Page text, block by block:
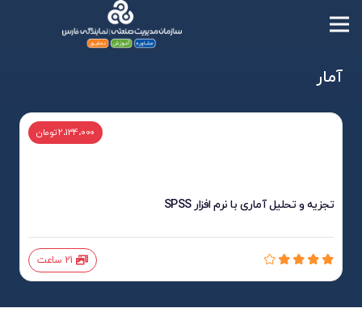
آمار
2،134،000 تومان
تجزیه و تحلیل آماری با نرم افزار SPSS
21 ساعت